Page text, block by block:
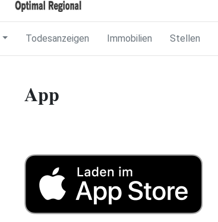
Todesanzeigen Immobilien Stellen
App